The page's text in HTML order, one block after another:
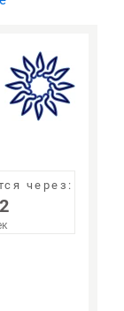
через: